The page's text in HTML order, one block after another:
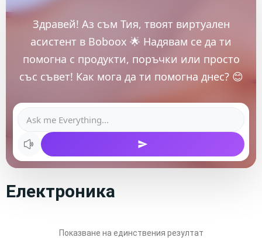
Здравей! Аз съм Тия, твоят виртуален
асистент в Boboox 🌟 Надявам се да ти
помогна с продукти, поръчки или просто
със съвет! Как мога да ти помогна днес? 😊
Електроника
Показване на единствения резултат